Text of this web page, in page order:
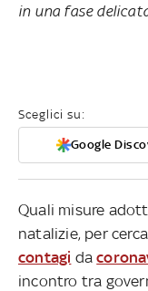
in una fase
Sceglici su:
Google
Quali misure
natalizie, per
contagi da
incontro tra